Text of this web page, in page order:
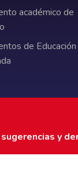
académico de
de Educación
y